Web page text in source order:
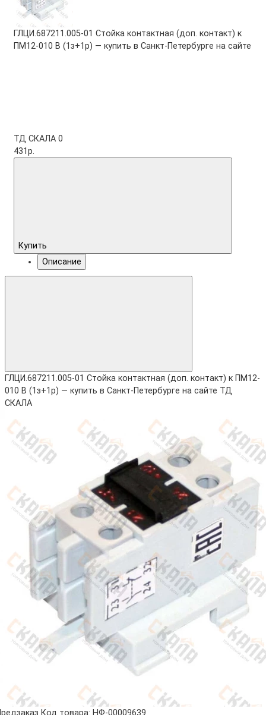
ГЛЦИ.687211.005-01 Стойка контактная (доп. контакт) к
ПМ12-010 В (1з+1р) — купить в Санкт-Петербурге на сайте
ТД СКАЛА 0
431р.
Купить
Описание
ГЛЦИ.687211.005-01 Стойка контактная (доп. контакт) к ПМ12-
010 В (1з+1р) — купить в Санкт-Петербурге на сайте ТД
СКАЛА
Код товара: НФ-00009639